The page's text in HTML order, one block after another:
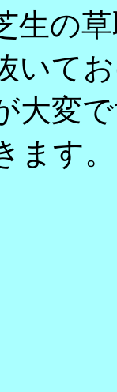
の
いて
大変
ます。